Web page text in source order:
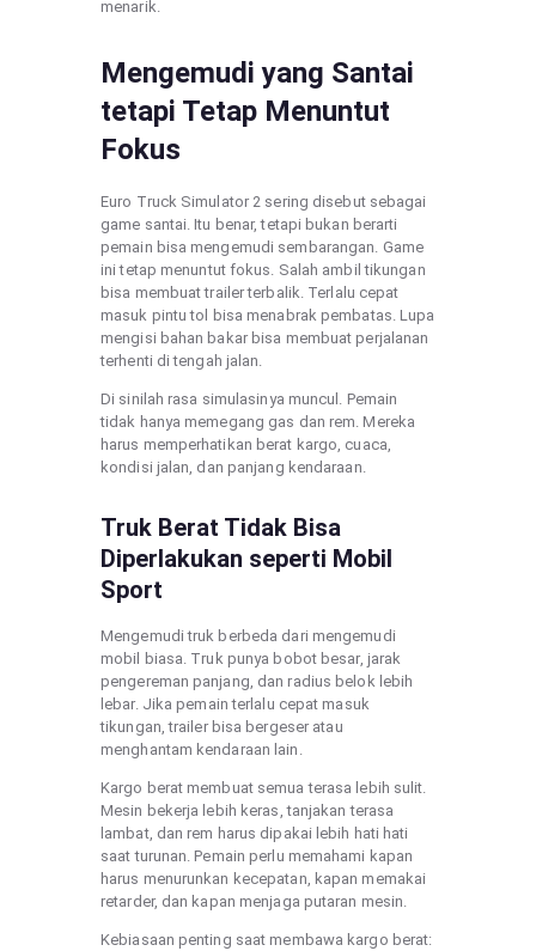
menarik.
Mengemudi yang Santai
tetapi Tetap Menuntut
Fokus
Euro Truck Simulator 2 sering disebut sebagai
game santai. Itu benar, tetapi bukan berarti
pemain bisa mengemudi sembarangan. Game
ini tetap menuntut fokus. Salah ambil tikungan
bisa membuat trailer terbalik. Terlalu cepat
masuk pintu tol bisa menabrak pembatas. Lupa
mengisi bahan bakar bisa membuat perjalanan
terhenti di tengah jalan.
Di sinilah rasa simulasinya muncul. Pemain
tidak hanya memegang gas dan rem. Mereka
harus memperhatikan berat kargo, cuaca,
kondisi jalan, dan panjang kendaraan.
Truk Berat Tidak Bisa
Diperlakukan seperti Mobil
Sport
Mengemudi truk berbeda dari mengemudi
mobil biasa. Truk punya bobot besar, jarak
pengereman panjang, dan radius belok lebih
lebar. Jika pemain terlalu cepat masuk
tikungan, trailer bisa bergeser atau
menghantam kendaraan lain.
Kargo berat membuat semua terasa lebih sulit.
Mesin bekerja lebih keras, tanjakan terasa
lambat, dan rem harus dipakai lebih hati hati
saat turunan. Pemain perlu memahami kapan
harus menurunkan kecepatan, kapan memakai
retarder, dan kapan menjaga putaran mesin.
Kebiasaan penting saat membawa kargo berat: